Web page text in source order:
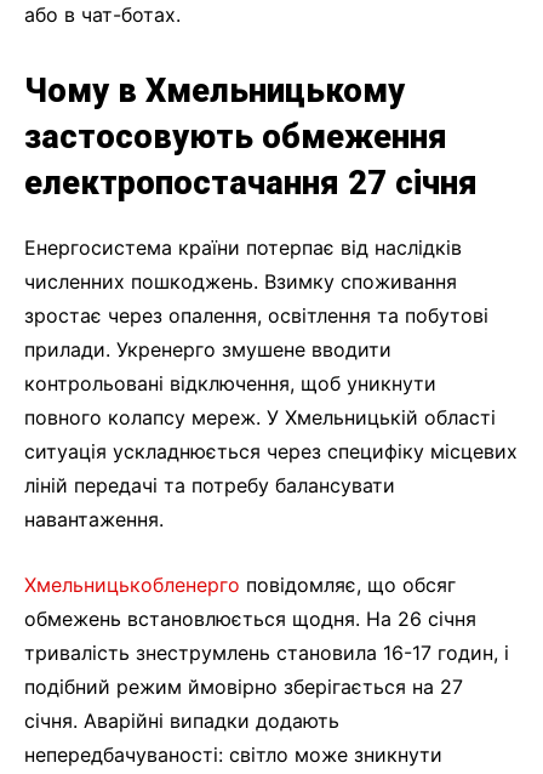
або в чат-ботах.
Чому в Хмельницькому
застосовують обмеження
електропостачання 27 січня
Енергосистема країни потерпає від наслідків
численних пошкоджень. Взимку споживання
зростає через опалення, освітлення та побутові
прилади. Укренерго змушене вводити
контрольовані відключення, щоб уникнути
повного колапсу мереж. У Хмельницькій області
ситуація ускладнюється через специфіку місцевих
ліній передачі та потребу балансувати
навантаження.
Хмельницькобленерго повідомляє, що обсяг
обмежень встановлюється щодня. На 26 січня
тривалість знеструмлень становила 16-17 годин, і
подібний режим ймовірно зберігається на 27
січня. Аварійні випадки додають
непередбачуваності: світло може зникнути